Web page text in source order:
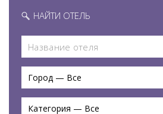
НАЙТИ ОТЕЛЬ
Город — Все
Категория — Все